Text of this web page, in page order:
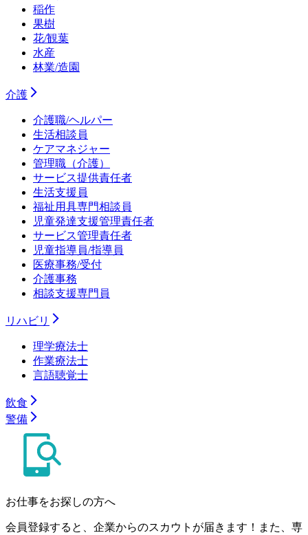
稲作
果樹
花/観葉
水産
林業/造園
介護
介護職/ヘルパー
生活相談員
ケアマネジャー
管理職（介護）
サービス提供責任者
生活支援員
福祉用具専門相談員
児童発達支援管理責任者
サービス管理責任者
児童指導員/指導員
医療事務/受付
介護事務
相談支援専門員
リハビリ
理学療法士
作業療法士
言語聴覚士
飲食
警備
お仕事をお探しの方へ
会員登録すると、企業からのスカウトが届きます！また、専